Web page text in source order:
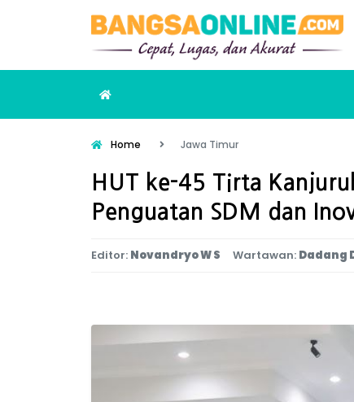
Home Jawa Timur
HUT ke-45 Tirta
Penguatan SDM dan
Editor: Novandryo W S Wartawan: Dadang